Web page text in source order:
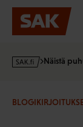
Hyppää
sisältöön
s
·
Näistä